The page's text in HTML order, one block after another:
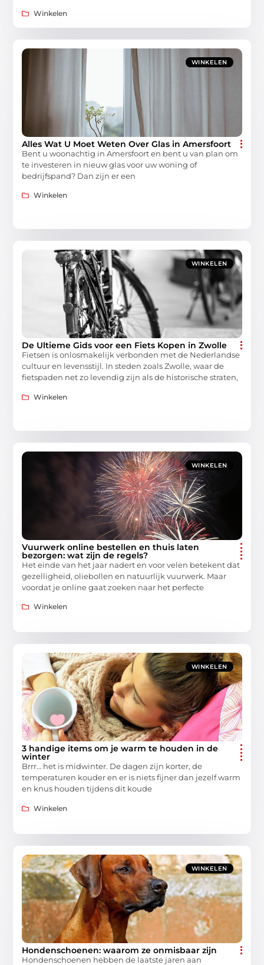
Winkelen
WINKELEN
Alles Wat U Moet Weten Over Glas in Amersfoort
Bent u woonachtig in Amersfoort en bent u van plan om
te investeren in nieuw glas voor uw woning of
bedrijfspand? Dan zijn er een
Winkelen
WINKELEN
De Ultieme Gids voor een Fiets Kopen in Zwolle
Fietsen is onlosmakelijk verbonden met de Nederlandse
cultuur en levensstijl. In steden zoals Zwolle, waar de
fietspaden net zo levendig zijn als de historische straten,
Winkelen
WINKELEN
Vuurwerk online bestellen en thuis laten
bezorgen: wat zijn de regels?
Het einde van het jaar nadert en voor velen betekent dat
gezelligheid, oliebollen en natuurlijk vuurwerk. Maar
voordat je online gaat zoeken naar het perfecte
Winkelen
WINKELEN
3 handige items om je warm te houden in de
winter
Brrr… het is midwinter. De dagen zijn korter, de
temperaturen kouder en er is niets fijner dan jezelf warm
en knus houden tijdens dit koude
Winkelen
WINKELEN
Hondenschoenen: waarom ze onmisbaar zijn
Hondenschoenen hebben de laatste jaren aan